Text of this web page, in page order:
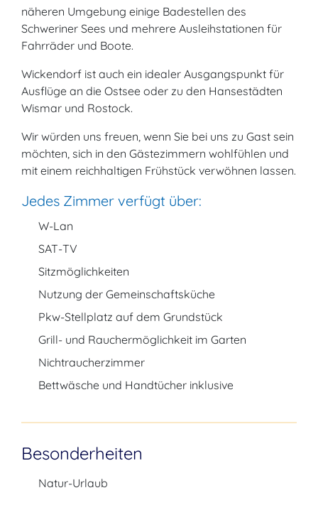
näheren Umgebung einige Badestellen des
Schweriner Sees und mehrere Ausleihstationen für
Fahrräder und Boote.
Wickendorf ist auch ein idealer Ausgangspunkt für
Ausflüge an die Ostsee oder zu den Hansestädten
Wismar und Rostock.
Wir würden uns freuen, wenn Sie bei uns zu Gast sein
möchten, sich in den Gästezimmern wohlfühlen und
mit einem reichhaltigen Frühstück verwöhnen lassen.
Jedes Zimmer verfügt über:
W-Lan
SAT-TV
Sitzmöglichkeiten
Nutzung der Gemeinschaftsküche
Pkw-Stellplatz auf dem Grundstück
Grill- und Rauchermöglichkeit im Garten
Nichtraucherzimmer
Bettwäsche und Handtücher inklusive
Besonderheiten
Natur-Urlaub